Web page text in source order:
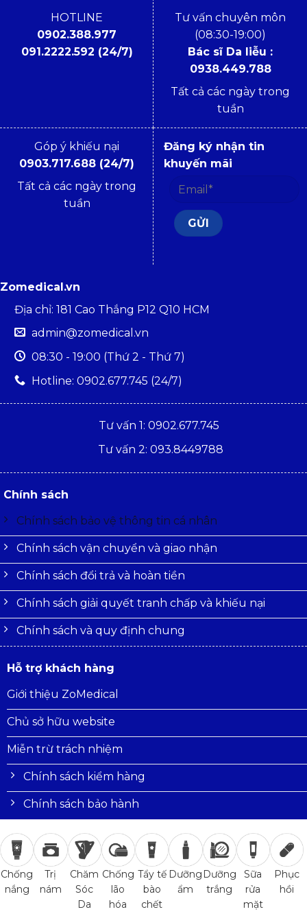
HOTLINE
0902.388.977
091.2222.592 (24/7)
Tư vấn chuyên môn
(08:30-19:00)
Bác sĩ Da liễu :
0938.449.788
Tất cả các ngày trong
tuần
Góp ý khiếu nại
0903.717.688 (24/7)
Tất cả các ngày trong
tuần
Đăng ký nhận tin
khuyến mãi
Zomedical.vn
Địa chỉ: 181 Cao Thắng P12 Q10 HCM
admin@zomedical.vn
08:30 - 19:00 (Thứ 2 - Thứ 7)
Hotline: 0902.677.745 (24/7)
Tư vấn 1: 0902.677.745
Tư vấn 2: 093.8449788
Chính sách
Chính sách bảo vệ thông tin cá nhân
Chính sách vận chuyển và giao nhận
Chính sách đổi trả và hoàn tiền
Chính sách giải quyết tranh chấp và khiếu nại
Chính sách và quy định chung
Hỗ trợ khách hàng
Giới thiệu ZoMedical
Chủ sở hữu website
Miễn trừ trách nhiệm
Chính sách kiểm hàng
Chính sách bảo hành
Chống
nắng
Trị
nám
Chăm
Sóc
Da
Chống
lão
hóa
Tẩy tế
bào
chết
Dưỡng
ẩm
Dưỡng
trắng
Sữa
rửa
mặt
Phục
hồi